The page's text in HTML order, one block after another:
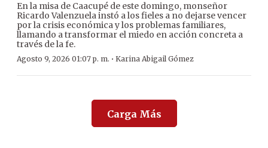
En la misa de Caacupé de este domingo, monseñor
Ricardo Valenzuela instó a los fieles a no dejarse vencer
por la crisis económica y los problemas familiares,
llamando a transformar el miedo en acción concreta a
través de la fe.
Agosto 9, 2026 01:07 p. m. · Karina Abigail Gómez
Carga Más